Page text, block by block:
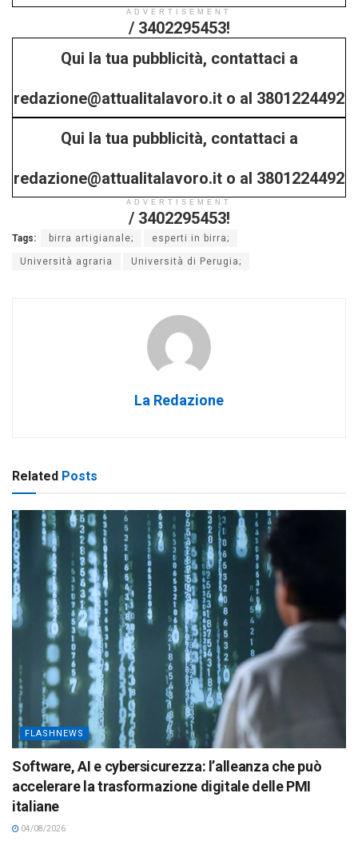
/ 3402295453!
ADVERTISEMENT
Qui la tua pubblicità, contattaci a
redazione@attualitalavoro.it o al 3801224492
/ 3402295453!
Qui la tua pubblicità, contattaci a
redazione@attualitalavoro.it o al 3801224492
/ 3402295453!
ADVERTISEMENT
Tags: birra artigianale; esperti in birra;
Università agraria Università di Perugia;
La Redazione
Related Posts
FLASHNEWS
Software, AI e cybersicurezza: l’alleanza che può
accelerare la trasformazione digitale delle PMI
italiane
04/08/2026